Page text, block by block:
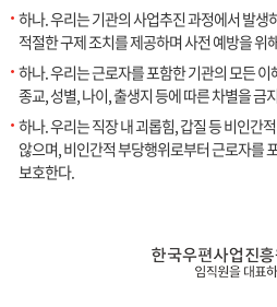
하나. 우리는 기관의 사업추진 과정에서 발생
적절한 구제 조치를 제공하며 사전 예방을 위
하나. 우리는 근로자를 포함한 기관의 모든
종교, 성별, 나이, 출생지 등에 따른 차별을 금
하나. 우리는 직장 내 괴롭힘, 갑질 등 비인간
않으며, 비인간적 부당행위로부터 근로자를
보호한다.